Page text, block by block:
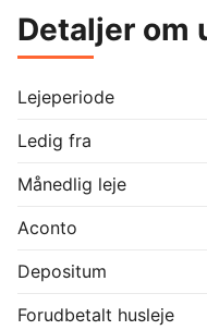
Detaljer om
Lejeperiode
Ledig fra
Månedlig leje
Aconto
Depositum
Forudbetalt husleje